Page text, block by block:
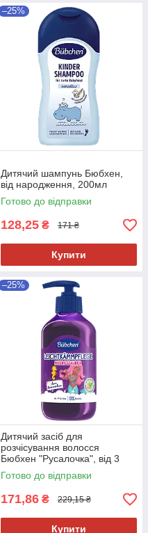
–25%
Дитячий шампунь Бюбхен,
від народження, 200мл
Готово до відправки
128,25 ₴ 171 ₴
Купити
–25%
Дитячий засіб для
розчісування волосся
Бюбхен "Русалочка", від 3
років, 250 мл
Готово до відправки
171,86 ₴ 229,15 ₴
Купити